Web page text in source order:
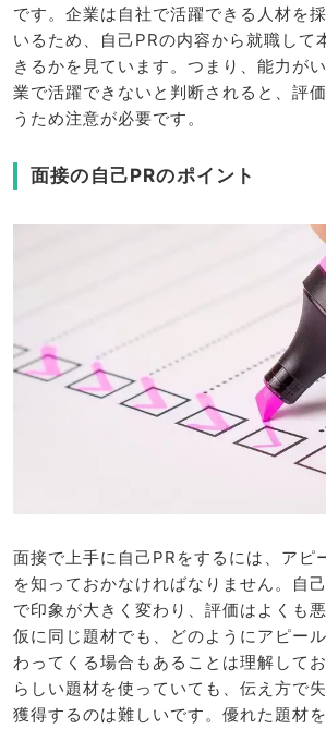
です。企業は自社で活躍できる人材を
いるため、自己PRの内容から就職して
きるかを見ています。つまり、能力が
業で活躍できないと判断されると、評
うため注意が必要です。
面接の自己PRのポイント
面接で上手に自己PRをするには、アピ
を知っておかなければなりません。自
で印象が大きく変わり、評価はよくも
仮に同じ題材でも、どのようにアピー
わってくる場合もあることは理解して
らしい題材を使っていても、伝え方で
獲得するのは難しいです。優れた題材